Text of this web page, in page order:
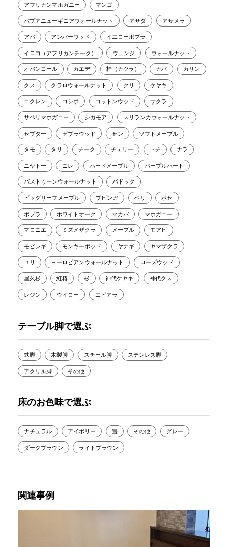
アフリカンマホガニー マンゴ
パプアニューギニアウォールナット アサダ アサメラ
アパ アンバーウッド イエローポプラ
イロコ（アフリカンチーク） ウェンジ ウォールナット
オバンコール カエデ 桂（カツラ） カバ カリン
クス クラロウォールナット クリ ケヤキ
コクレン コシポ コットンウッド サクラ
サペリマホガニー シカモア スリランカウォールナット
セプター ゼブラウッド セン ソフトメープル
タモ タリ チーク チェリー トチ ナラ
ニヤトー ニレ ハードメープル パープルハート
バストゥーンウォールナット パドック
ビッグリーフメープル ブビンガ ベリ ボセ
ポプラ ホワイトオーク マカバ マホガニー
マロニエ ミズメザクラ メープル モアビ
モビンギ モンキーポッド ヤナギ ヤマザクラ
ユリ ヨーロピアンウォールナット ローズウッド
屋久杉 紅椿 杉 神代ケヤキ 神代クス
レジン ウイロー エビアラ
テーブル脚で選ぶ
鉄脚 木製脚 スチール脚 ステンレス脚
アクリル脚 その他
床のお色味で選ぶ
ナチュラル アイボリー 畳 その他 グレー
ダークブラウン ライトブラウン
関連事例